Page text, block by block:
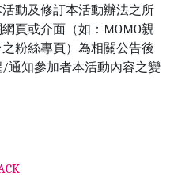
動及修訂本活動辦法之所
頁或介面（如：MOMO親
粉絲專頁）為相關公告後
通知參加者本活動內容之變